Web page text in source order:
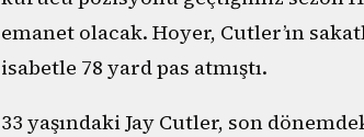
emanet olacak. Hoyer, Cutler’ın
isabetle 78 yard pas atmıştı.
33 yaşındaki Jay Cutler, son